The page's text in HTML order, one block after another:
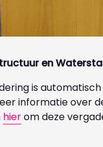
en
is
informatie over
hierom deze